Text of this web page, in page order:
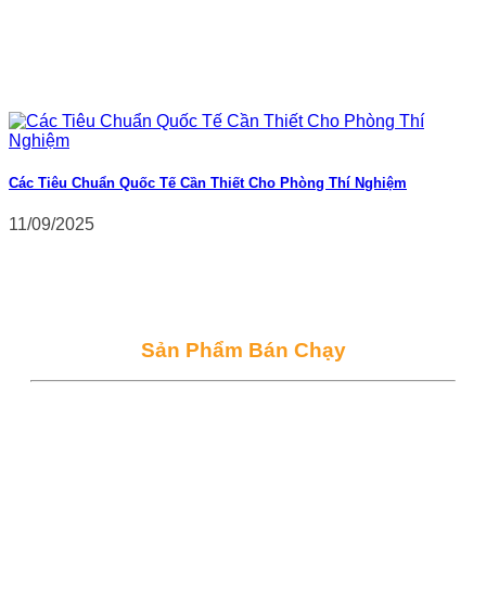
Các Tiêu Chuẩn Quốc Tế Cần Thiết Cho Phòng Thí Nghiệm
11/09/2025
Sản Phẩm Bán Chạy